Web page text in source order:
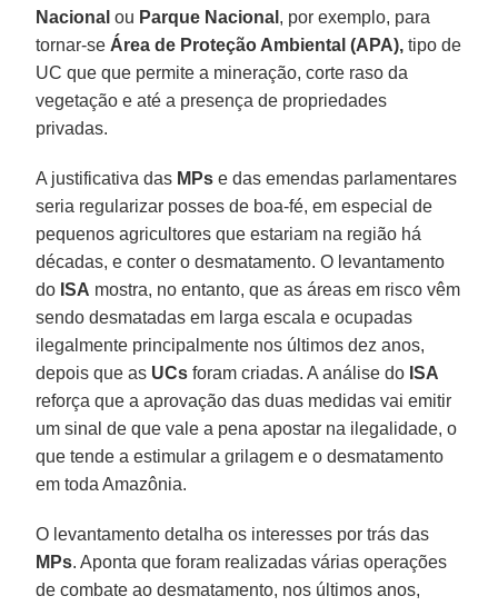
Nacional ou Parque Nacional , por exemplo, para
tornar-se Área de Proteção Ambiental (APA), tipo de
UC que que permite a mineração, corte raso da
vegetação e até a presença de propriedades
privadas.
A justificativa das MPs e das emendas parlamentares
seria regularizar posses de boa-fé, em especial de
pequenos agricultores que estariam na região há
décadas, e conter o desmatamento. O levantamento
do ISA mostra, no entanto, que as áreas em risco vêm
sendo desmatadas em larga escala e ocupadas
ilegalmente principalmente nos últimos dez anos,
depois que as UCs foram criadas. A análise do ISA
reforça que a aprovação das duas medidas vai emitir
um sinal de que vale a pena apostar na ilegalidade, o
que tende a estimular a grilagem e o desmatamento
em toda Amazônia.
O levantamento detalha os interesses por trás das
MPs. Aponta que foram realizadas várias operações
de combate ao desmatamento, nos últimos anos,